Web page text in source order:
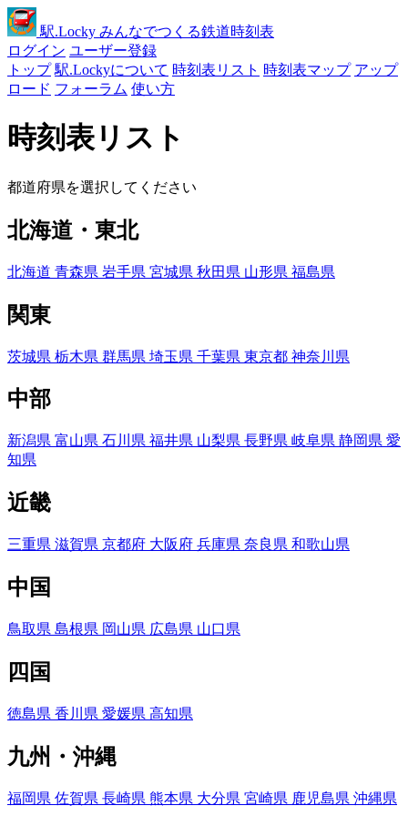
駅.Locky みんなでつくる鉄道時刻表
ログイン ユーザー登録
トップ 駅.Lockyについて 時刻表リスト 時刻表マップ アップ
ロード フォーラム 使い方
時刻表リスト
都道府県を選択してください
北海道・東北
北海道 青森県 岩手県 宮城県 秋田県 山形県 福島県
関東
茨城県 栃木県 群馬県 埼玉県 千葉県 東京都 神奈川県
中部
新潟県 富山県 石川県 福井県 山梨県 長野県 岐阜県 静岡県 愛
知県
近畿
三重県 滋賀県 京都府 大阪府 兵庫県 奈良県 和歌山県
中国
鳥取県 島根県 岡山県 広島県 山口県
四国
徳島県 香川県 愛媛県 高知県
九州・沖縄
福岡県 佐賀県 長崎県 熊本県 大分県 宮崎県 鹿児島県 沖縄県